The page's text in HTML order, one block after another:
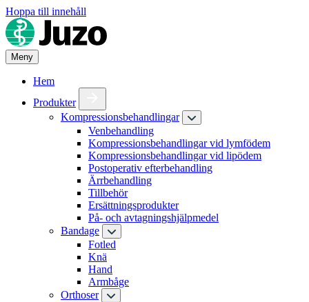
Hoppa till innehåll
Meny
Hem
Produkter
Kompressionsbehandlingar
Venbehandling
Kompressionsbehandlingar vid lymfödem
Kompressionsbehandlingar vid lipödem
Postoperativ efterbehandling
Ärrbehandling
Tillbehör
Ersättningsprodukter
På- och avtagningshjälpmedel
Bandage
Fotled
Knä
Hand
Armbåge
Orthoser